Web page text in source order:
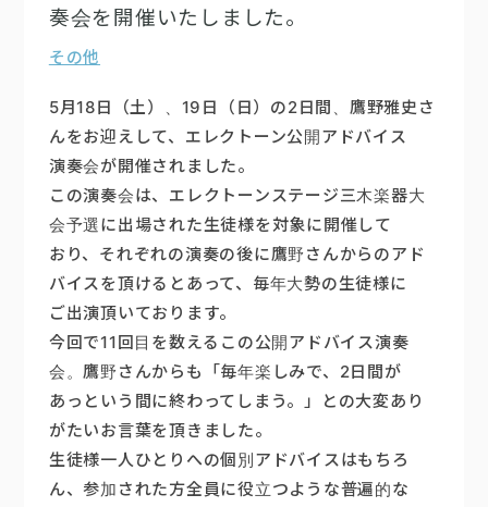
奏会を開催いたしました。
その他
5月18日（土）、19日（日）の2日間、鷹野雅史さ
んをお迎えして、エレクトーン公開アドバイス
演奏会が開催されました。
この演奏会は、エレクトーンステージ三木楽器大
会予選に出場された生徒様を対象に開催して
おり、それぞれの演奏の後に鷹野さんからのアド
バイスを頂けるとあって、毎年大勢の生徒様に
ご出演頂いております。
今回で11回目を数えるこの公開アドバイス演奏
会。鷹野さんからも「毎年楽しみで、2日間が
あっという間に終わってしまう。」との大変あり
がたいお言葉を頂きました。
生徒様一人ひとりへの個別アドバイスはもちろ
ん、参加された方全員に役立つような普遍的な